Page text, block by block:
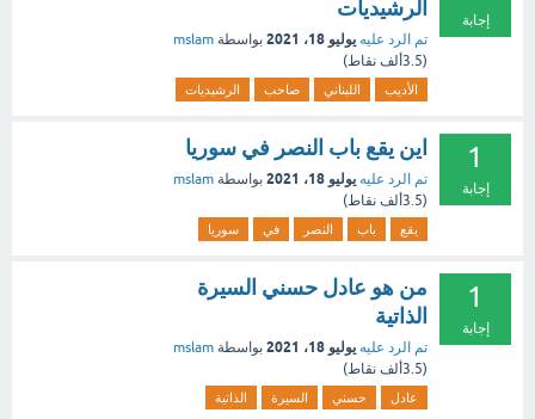
إجابة
الرشيديات
تم الرد عليه يوليو 18، 2021 بواسطة mslam
(3.5ألف نقاط)
الأديب اللبناني صاحب الرشيديات
1
إجابة
اين يقع باب النصر في سوريا
تم الرد عليه يوليو 18، 2021 بواسطة mslam
(3.5ألف نقاط)
يقع باب النصر في سوريا
1
إجابة
من هو عادل حسني السيرة
الذاتية
تم الرد عليه يوليو 18، 2021 بواسطة mslam
(3.5ألف نقاط)
عادل حسني السيرة الذاتية